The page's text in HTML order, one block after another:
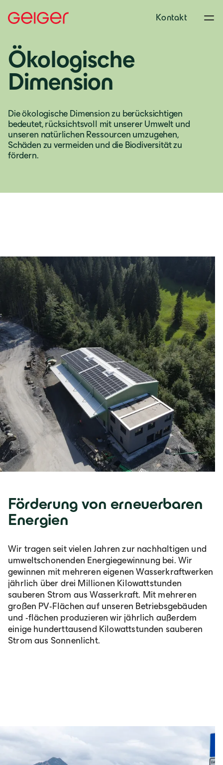
Kontakt
Ökologische
Dimension
Die ökologische Dimension zu berücksichtigen
bedeutet, rücksichtsvoll mit unserer Umwelt und
unseren natürlichen Ressourcen umzugehen,
Schäden zu vermeiden und die Biodiversität zu
fördern.
Förderung von erneuerbaren
Energien
Wir tragen seit vielen Jahren zur nachhaltigen und
umweltschonenden Energiegewinnung bei. Wir
gewinnen mit mehreren eigenen Wasserkraftwerken
jährlich über drei Millionen Kilowattstunden
sauberen Strom aus Wasserkraft. Mit mehreren
großen PV-Flächen auf unseren Betriebsgebäuden
und -flächen produzieren wir jährlich außerdem
einige hunderttausend Kilowattstunden sauberen
Strom aus Sonnenlicht.
Deutsch
Deutsch
Italia
Italiano